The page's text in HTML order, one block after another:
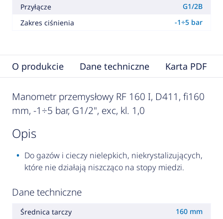
Przyłącze
G1/2B
Zakres ciśnienia
-1÷5 bar
O produkcie Dane techniczne Karta PDF
Manometr przemysłowy RF 160 I, D411, fi160
mm, -1÷5 bar, G1/2", exc, kl. 1,0
opis
Do gazów i cieczy nielepkich, niekrystalizujących,
które nie działają niszcząco na stopy miedzi.
Dane techniczne
Średnica tarczy
160 mm